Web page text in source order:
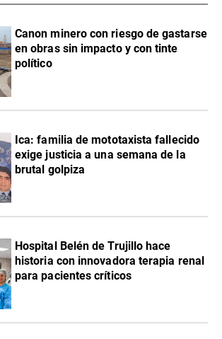
Canon minero con riesgo de gastarse
en obras sin impacto y con tinte
político
Ica: familia de mototaxista fallecido
exige justicia a una semana de la
brutal golpiza
Hospital Belén de Trujillo hace
historia con innovadora terapia renal
para pacientes críticos